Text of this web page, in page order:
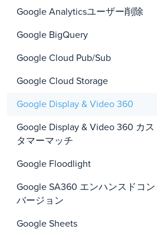
Google Analyticsユーザー削除
Google BigQuery
Google Cloud Pub/Sub
Google Cloud Storage
Google Display & Video 360
Google Display & Video 360 カス
タマーマッチ
Google Floodlight
Google SA360 エンハンスドコン
バージョン
Google Sheets